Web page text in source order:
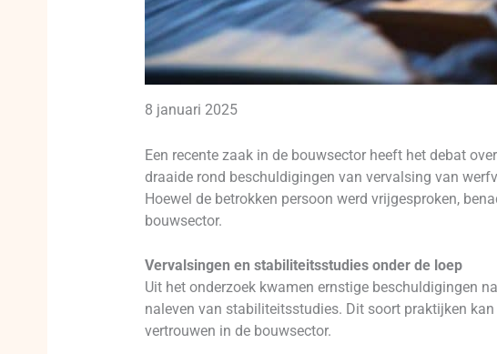
8 januari 2025
Een recente zaak in de bouwsector heeft het debat
draaide rond beschuldigingen van vervalsing van
Hoewel de betrokken persoon werd vrijgesproken,
bouwsector.
Vervalsingen en stabiliteitsstudies onder de loep
Uit het onderzoek kwamen ernstige beschuldigingen
naleven van stabiliteitsstudies. Dit soort praktijken
vertrouwen in de bouwsector.